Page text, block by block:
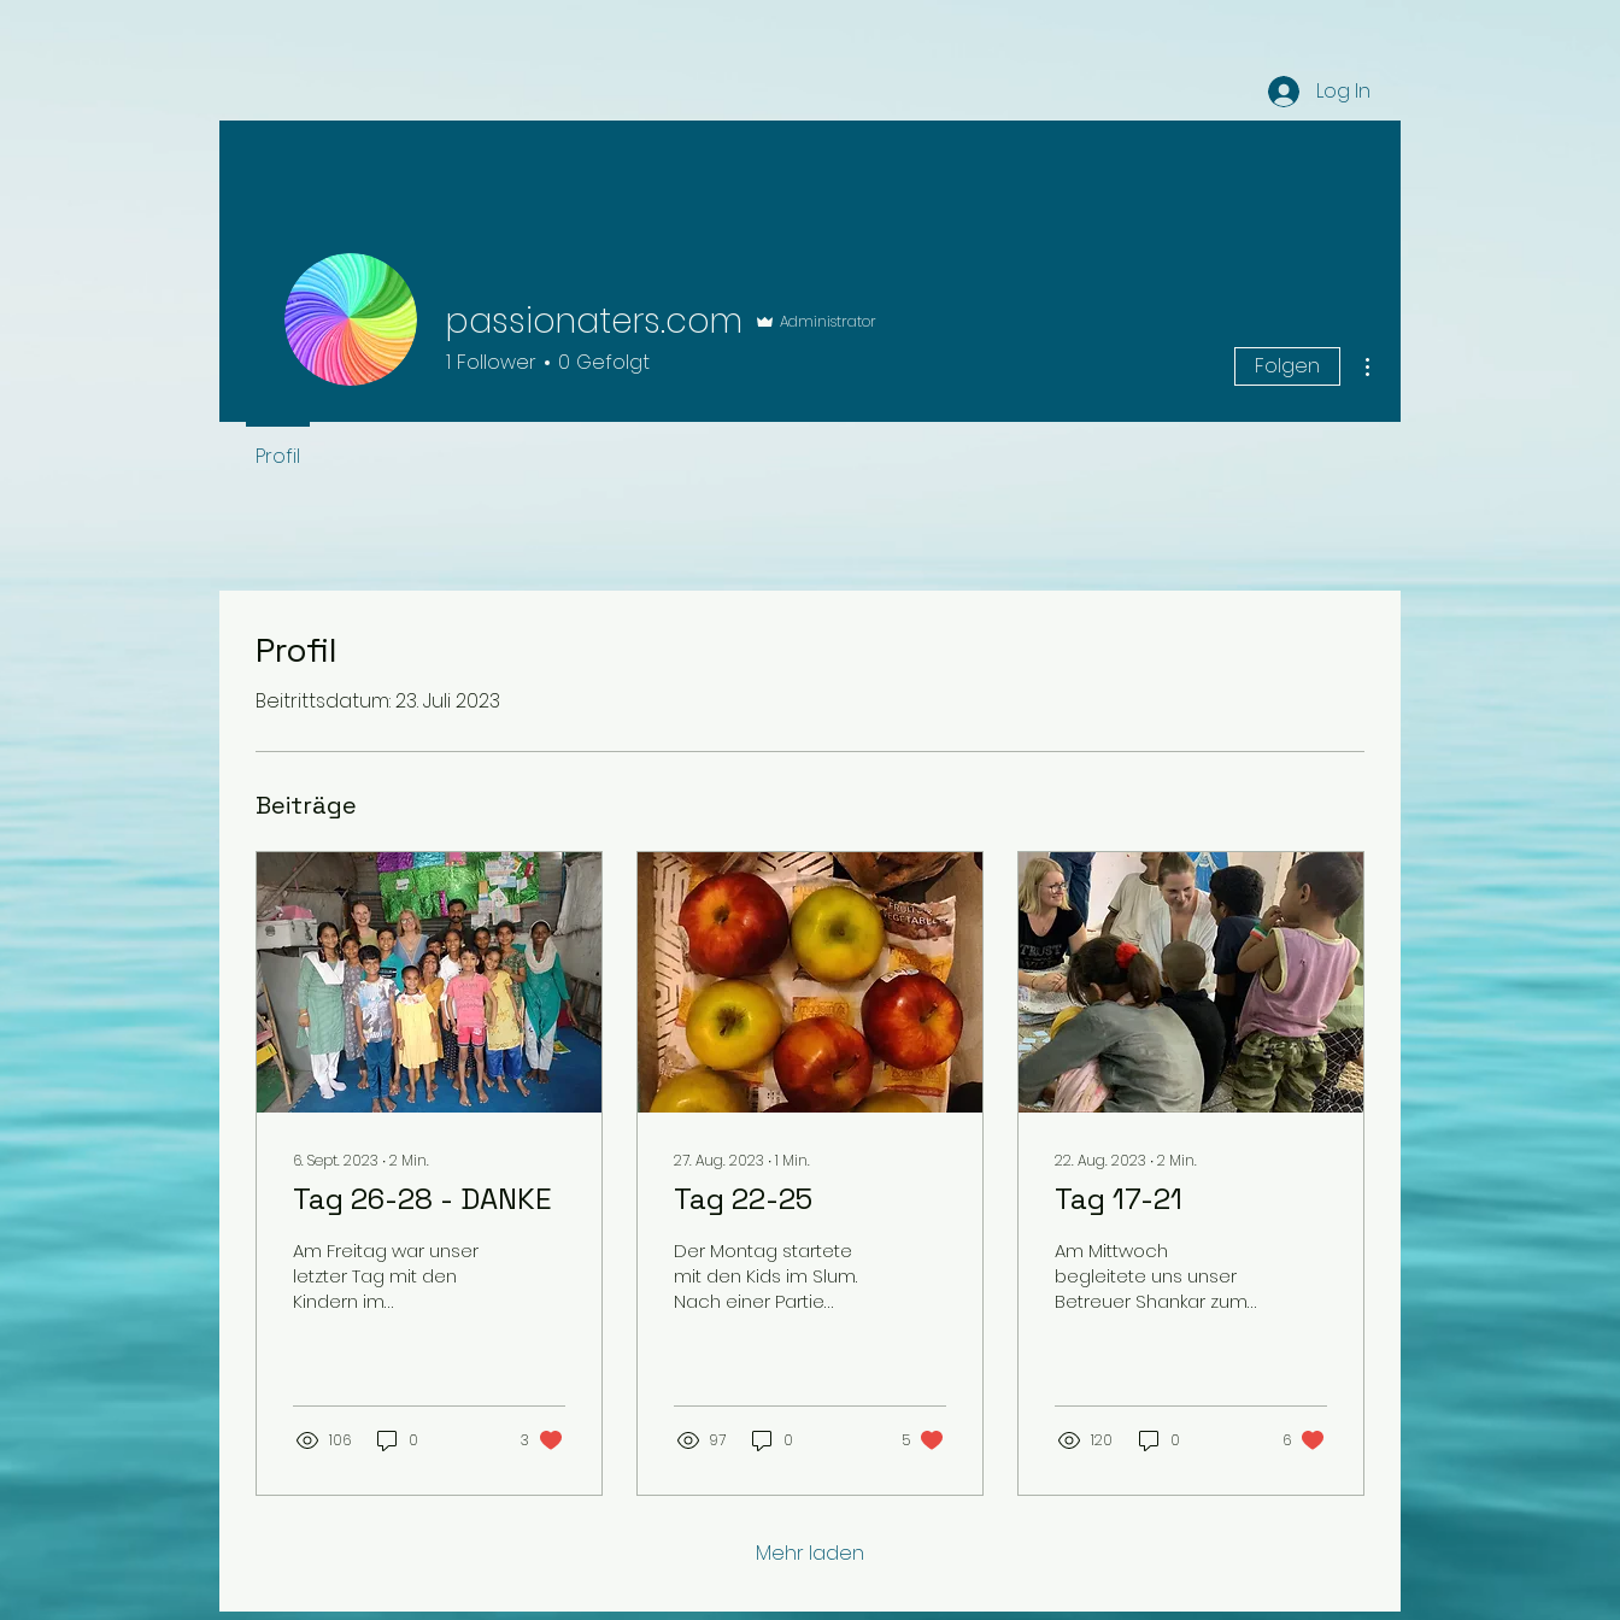
Log In
Profil
Beitrittsdatum: 23. Juli 2023
Beiträge
6. Sept. 2023 ∙2 Min.
Tag 26-28 - DANKE
Am Freitag war unser
letzter Tag mit den
Kindern im
Handtrommel ein
wenig bei....
106 0 3
27. Aug. 2023 ∙1 Min.
Tag 22-25
Der Montag startete
mit den Kids im Slum.
Nach einer Partie
erstaunlich gut...
97 0 5
22. Aug. 2023 ∙2 Min.
Tag 17-21
Am Mittwoch
begleitete uns unser
Betreuer Shankar zum
Runde Memory...
120 0 6
Mehr laden
passionaters.com Administrator
1 Follower 0 Gefolgt Folgen
Profil